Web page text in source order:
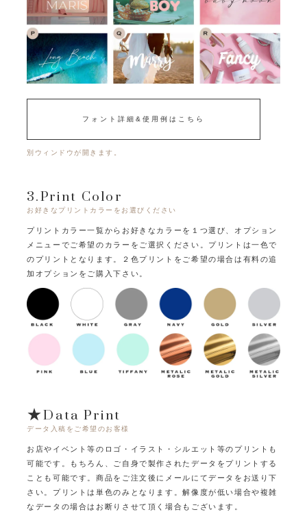
フォント詳細&使用例はこちら
別ウィンドウが開きます。
3.Print Color
お好きなプリントカラーをお選びください
プリントカラー一覧からお好きなカラーを１つ選び、オプション
メニューでご希望のカラーをご選択ください。 プリントは一色で
のプリントとなります。
２色プリントをご希望の場合は有料の追
加オプションをご購入下さい。
★Data Print
データ入稿をご希望のお客様
お店やイベント等のロゴ・イラスト・シルエット等のプリントも
可能です。
もちろん、ご自身で製作されたデータをプリントする
ことも可能です。商品をご注文後にメールにてデータをお送り下
さい。プリントは単色のみとなります。解像度が低い場合や複雑
なデータの場合はお断りさせて頂く場合もございます。